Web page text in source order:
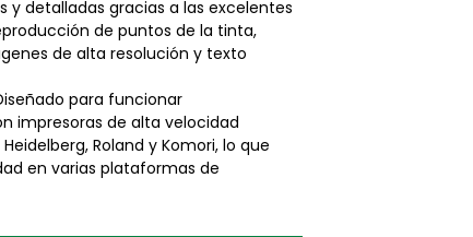
y detalladas gracias a las excelentes
de puntos de la tinta,
de alta resolución y texto
para funcionar
impresoras de alta velocidad
Roland y Komori, lo que
en varias plataformas de